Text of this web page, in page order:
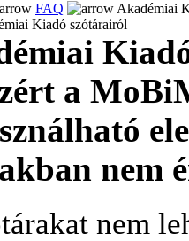
FAQ Akadémiai
Kiadó szótárairól
a
nem
nem